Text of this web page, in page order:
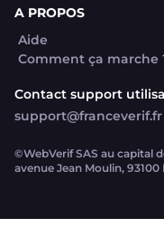
A PROPOS
Aide
Comment ça marche
Contact support
support@franceverif.fr
©WebVerif SAS au capital
avenue Jean Moulin,